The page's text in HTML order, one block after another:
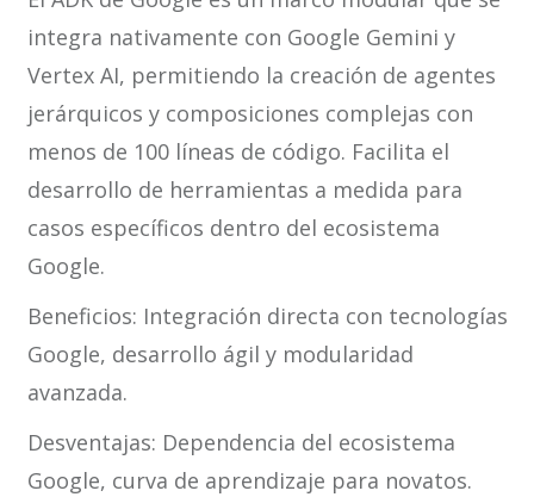
integra nativamente con Google Gemini y
Vertex AI, permitiendo la creación de agentes
jerárquicos y composiciones complejas con
menos de 100 líneas de código. Facilita el
desarrollo de herramientas a medida para
casos específicos dentro del ecosistema
Google.
Beneficios: Integración directa con tecnologías
Google, desarrollo ágil y modularidad
avanzada.
Desventajas: Dependencia del ecosistema
Google, curva de aprendizaje para novatos.